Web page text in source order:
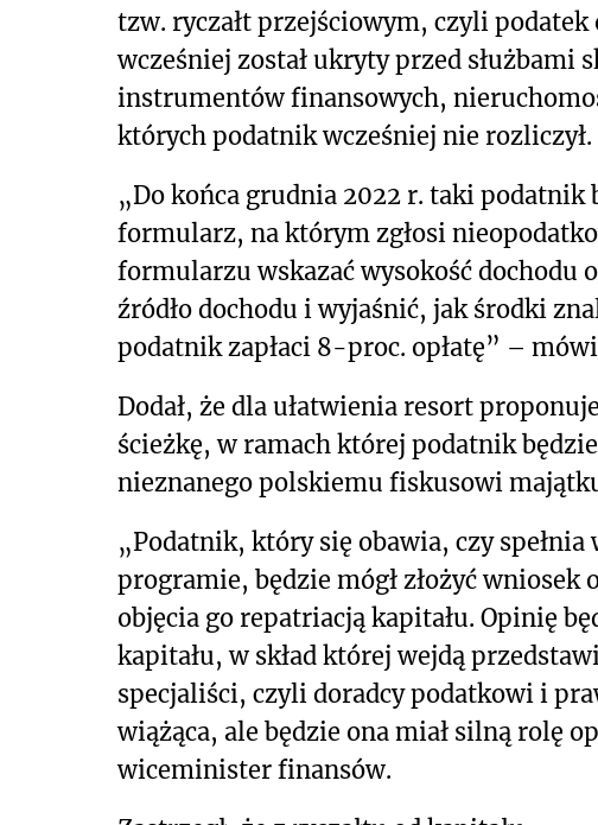
tzw. ryczałt przejściowym, czyli
wcześniej został ukryty przed służbami
instrumentów finansowych,
których podatnik wcześniej nie rozliczył.
„Do końca grudnia 2022 r. taki podatnik
formularz, na którym zgłosi
formularzu wskazać wysokość dochodu
źródło dochodu i wyjaśnić, jak środki
podatnik zapłaci 8-proc. opłatę” –
Dodał, że dla ułatwienia resort
ścieżkę, w ramach której podatnik
nieznanego polskiemu fiskusowi
„Podatnik, który się obawia, czy
programie, będzie mógł złożyć
objęcia go repatriacją kapitału. Opinię
kapitału, w skład której wejdą
specjaliści, czyli doradcy podatkowi i
wiążąca, ale będzie ona miał silną rolę
wiceminister finansów.